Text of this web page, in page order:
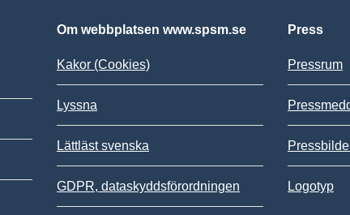
Om webbplatsen www.spsm.se
Kakor (Cookies)
Lyssna
Lättläst svenska
GDPR, dataskyddsförordningen
Press
Pressrum
Logotyp